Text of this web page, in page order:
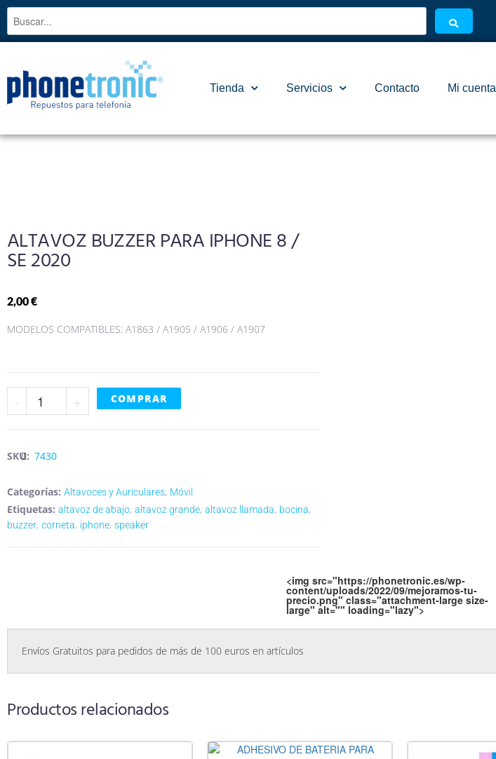
Tienda Servicios Contacto Mi cuenta
ALTAVOZ BUZZER PARA IPHONE 8 /
SE 2020
2,00€
MODELOS COMPATIBLES: A1863 / A1905 / A1906 / A1907
- + COMPRAR
SKU: 7430
Categorías: Altavoces y Auriculares, Móvil
Etiquetas: altavoz de abajo, altavoz grande, altavoz llamada, bocina,
buzzer, corneta, iphone, speaker
<img src="https://phonetronic.es/wp-
content/uploads/2022/09/mejoramos-tu-
precio.png" class="attachment-large size-
large" alt="" loading="lazy">
Envíos Gratuitos para pedidos de más de 100 euros en artículos
Productos relacionados